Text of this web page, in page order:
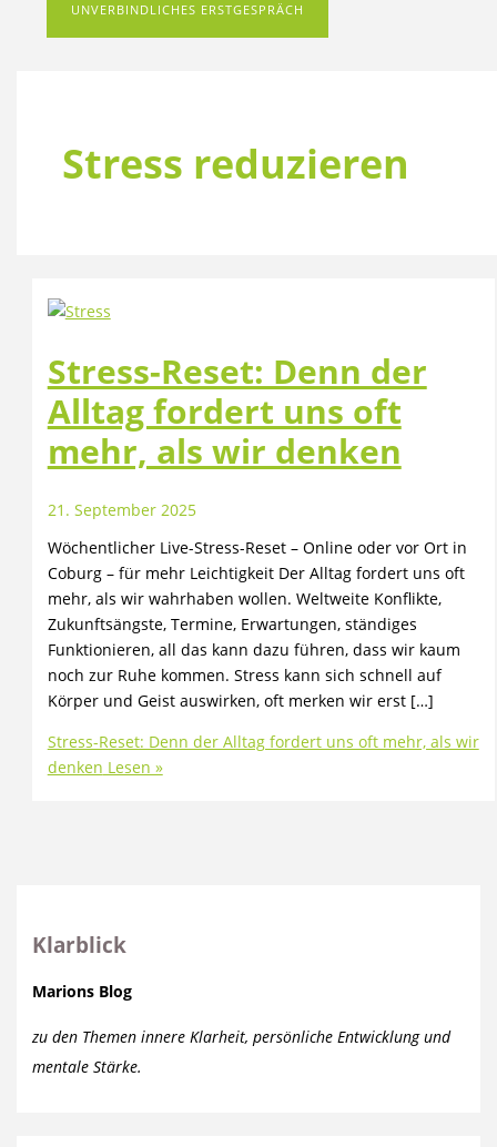
UNVERBINDLICHES ERSTGESPRÄCH
Stress reduzieren
Stress-Reset: Denn der
Alltag fordert uns oft
mehr, als wir denken
21. September 2025
Wöchentlicher Live-Stress-Reset – Online oder vor Ort in
Coburg – für mehr Leichtigkeit Der Alltag fordert uns oft
mehr, als wir wahrhaben wollen. Weltweite Konflikte,
Zukunftsängste, Termine, Erwartungen, ständiges
Funktionieren, all das kann dazu führen, dass wir kaum
noch zur Ruhe kommen. Stress kann sich schnell auf
Körper und Geist auswirken, oft merken wir erst […]
Stress-Reset: Denn der Alltag fordert uns oft mehr, als wir
denken Lesen »
Klarblick
Marions Blog
zu den Themen innere Klarheit, persönliche Entwicklung und
mentale Stärke.